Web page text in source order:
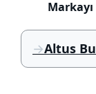
Altus